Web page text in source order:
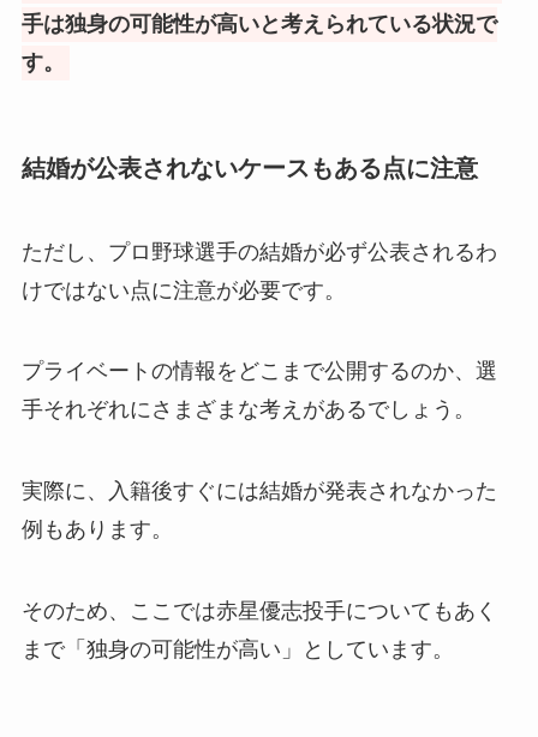
手は独身の可能性が高いと考えられている状況で
す。
結婚が公表されないケースもある点に注意
ただし、プロ野球選手の結婚が必ず公表されるわ
けではない点に注意が必要です。
プライベートの情報をどこまで公開するのか、選
手それぞれにさまざまな考えがあるでしょう。
実際に、入籍後すぐには結婚が発表されなかった
例もあります。
そのため、ここでは赤星優志投手についてもあく
まで「独身の可能性が高い」としています。